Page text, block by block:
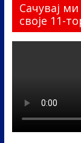
Сачувај
своје 11-